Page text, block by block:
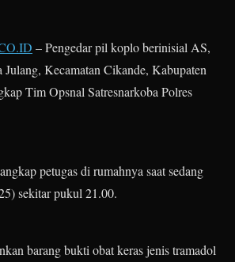
– Pengedar pil koplo berinisial AS,
Julang, Kecamatan Cikande, Kabupaten
Tim Opsnal Satresnarkoba Polres
petugas di rumahnya saat sedang
sekitar pukul 21.00.
barang bukti obat keras jenis tramadol